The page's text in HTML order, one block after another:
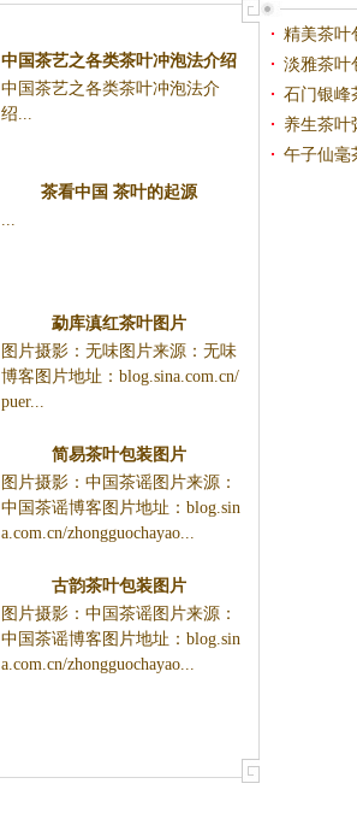
中国茶艺之各类茶叶冲泡法介绍
中国茶艺之各类茶叶冲泡法介
绍...
茶看中国 茶叶的起源
...
勐库滇红茶叶图片
图片摄影：无味图片来源：无味
博客图片地址：blog.sina.com.cn/
puer...
简易茶叶包装图片
图片摄影：中国茶谣图片来源：
中国茶谣博客图片地址：blog.sin
a.com.cn/zhongguochayao...
古韵茶叶包装图片
图片摄影：中国茶谣图片来源：
中国茶谣博客图片地址：blog.sin
a.com.cn/zhongguochayao...
精美茶叶
淡雅茶叶
石门银峰
养生茶叶
午子仙毫